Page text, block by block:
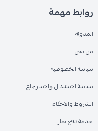
روابط مهمة
المدونة
من نحن
سياسة الخصوصية
سياسة الاستبدال والاسترجاع
الشروط والاحكام
خدمة دفع تمارا